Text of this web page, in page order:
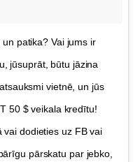
patika? Vai jums ir
jūsuprāt, būtu jāzina
vietnē, un jūs
50 $ veikala kredītu!
vai dodieties uz FB vai
pārskatu par jebko,